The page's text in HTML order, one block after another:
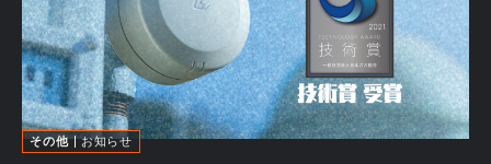
その他 お知らせ